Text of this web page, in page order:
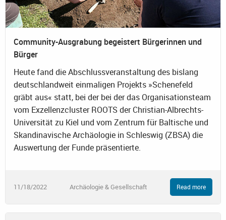
Community-Ausgrabung begeistert Bürgerinnen und
Bürger
Heute fand die Abschlussveranstaltung des bislang
deutschlandweit einmaligen Projekts »Schenefeld
gräbt aus« statt, bei der bei der das Organisationsteam
vom Exzellenzcluster ROOTS der Christian-Albrechts-
Universität zu Kiel und vom Zentrum für Baltische und
Skandinavische Archäologie in Schleswig (ZBSA) die
Auswertung der Funde präsentierte.
11/18/2022 Archäologie & Gesellschaft Read more